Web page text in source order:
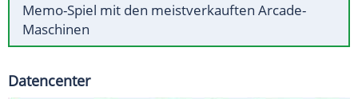
Memo-Spiel mit den meistverkauften Arcade-
Maschinen
Datencenter